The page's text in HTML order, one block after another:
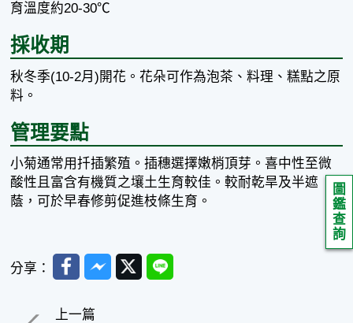
圖
鑑
查
詢
育溫度約20-30℃
採收期
秋冬季(10-2月)開花。花朵可作為泡茶、料理、糕點之原
料。
管理要點
小菊通常用扦插繁殖。插穗選擇嫩梢頂芽。喜中性至微
酸性且富含有機質之壤土生育較佳。較耐乾旱及半遮
蔭，可於早春修剪促進枝條生育。
分享： FacebookMessenger
TwitterLine
上一篇